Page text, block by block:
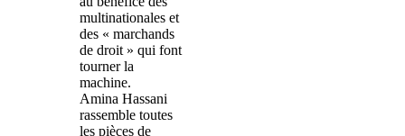
multinationales et
des « marchands
de droit » qui font
tourner la
machine.
Amina Hassani
rassemble toutes
les pièces de